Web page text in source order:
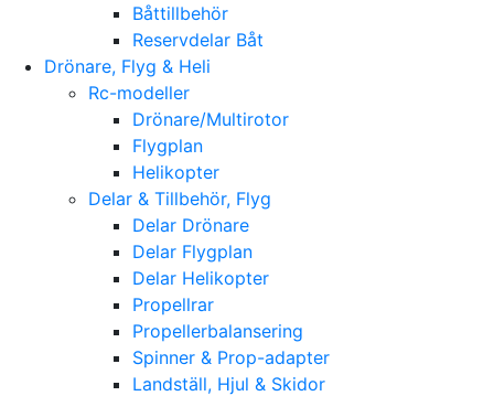
Båttillbehör
Reservdelar Båt
Drönare, Flyg & Heli
Rc-modeller
Drönare/Multirotor
Flygplan
Helikopter
Delar & Tillbehör, Flyg
Delar Drönare
Delar Flygplan
Delar Helikopter
Propellrar
Propellerbalansering
Spinner & Prop-adapter
Landställ, Hjul & Skidor